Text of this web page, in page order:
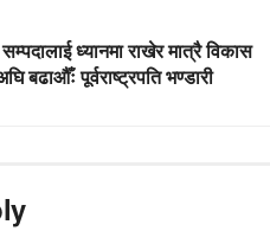
ध्यानमा राखेर मात्रै विकास
बढाऔँः पूर्वराष्ट्रपति भण्डारी